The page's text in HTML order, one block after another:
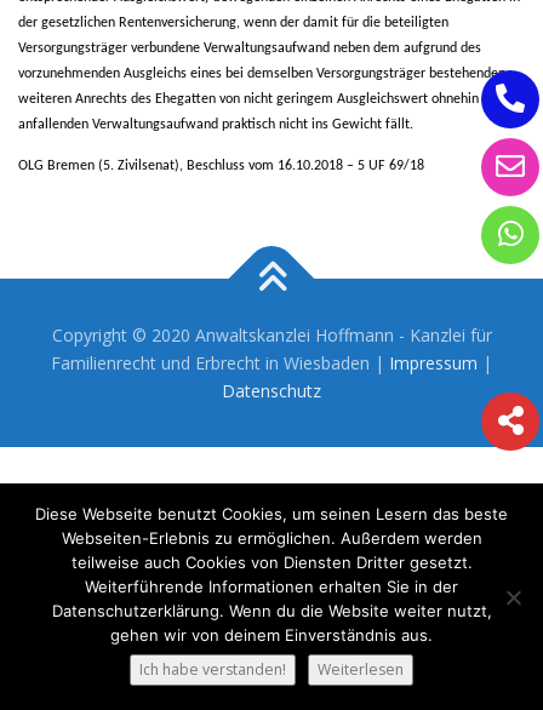
der gesetzlichen Rentenversicherung, wenn der damit für die beteiligten
Versorgungsträger verbundene Verwaltungsaufwand neben dem aufgrund des
vorzunehmenden Ausgleichs eines bei demselben Versorgungsträger bestehenden
weiteren Anrechts des Ehegatten von nicht geringem Ausgleichswert ohnehin
anfallenden Verwaltungsaufwand praktisch nicht ins Gewicht fällt.
OLG Bremen (5. Zivilsenat), Beschluss vom 16.10.2018 – 5 UF 69/18
Copyright © 2020 Anwaltskanzlei Hoffmann - Kanzlei für
Familienrecht und Erbrecht in Wiesbaden | Impressum |
Datenschutz
Diese Webseite benutzt Cookies, um seinen Lesern das beste
Webseiten-Erlebnis zu ermöglichen. Außerdem werden
teilweise auch Cookies von Diensten Dritter gesetzt.
Weiterführende Informationen erhalten Sie in der
Datenschutzerklärung. Wenn du die Website weiter nutzt,
gehen wir von deinem Einverständnis aus.
Ich habe verstanden! Weiterlesen